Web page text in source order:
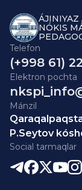
ÁJINIYAZ
NÓKIS
Telefon
(+998 61)
Elektron pochta
Mánzil
P.Seytov
Social tarmaqlar